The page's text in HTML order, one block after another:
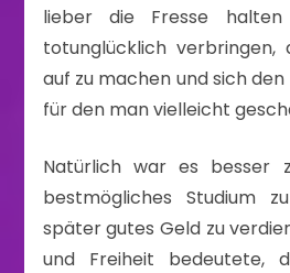
lieber die Fresse
totunglücklich
auf zu machen und sich
für den man vielleicht
Natürlich war es besser
bestmögliches Studium
später gutes Geld zu
und Freiheit bedeutete,